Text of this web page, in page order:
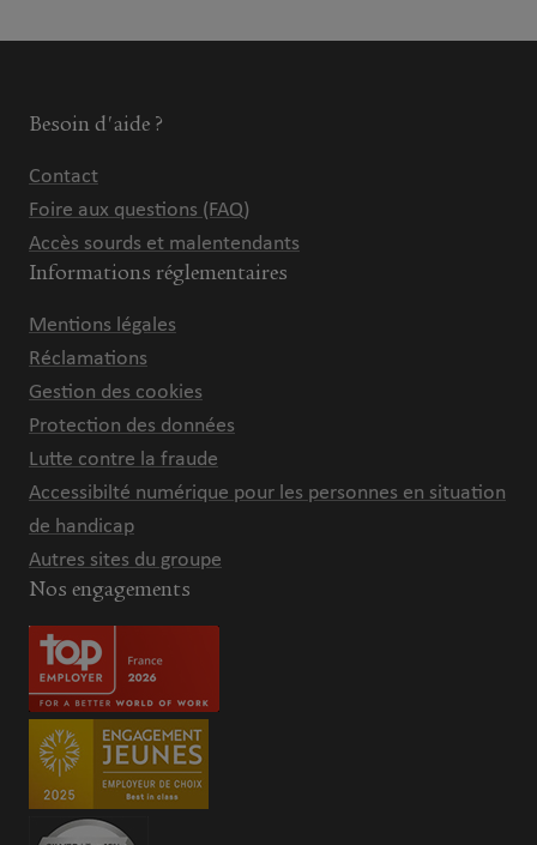
Besoin d'aide ?
Contact
Foire aux questions (FAQ)
Accès sourds et malentendants
Informations réglementaires
Mentions légales
Réclamations
Gestion des cookies
Protection des données
Lutte contre la fraude
Accessibilté numérique pour les personnes en situation
de handicap
Autres sites du groupe
Nos engagements